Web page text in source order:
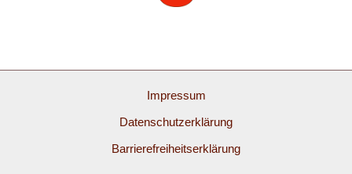
Impressum
Datenschutzerklärung
Barrierefreiheitserklärung